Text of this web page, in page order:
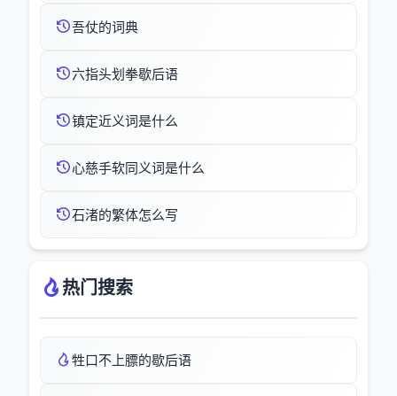
吾仗的词典
六指头划拳歇后语
镇定近义词是什么
心慈手软同义词是什么
石渚的繁体怎么写
热门搜索
牲口不上膘的歇后语